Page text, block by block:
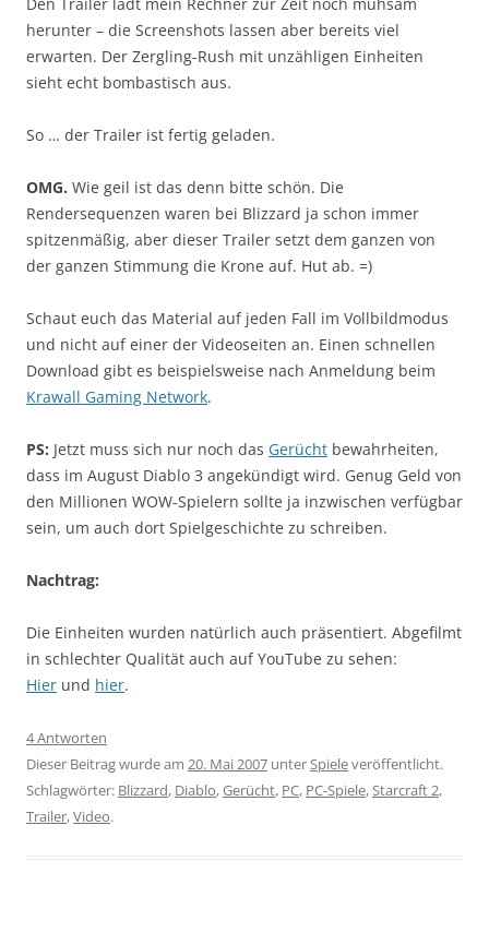
herunter – die Screenshots lassen aber bereits viel
erwarten. Der Zergling-Rush mit unzähligen Einheiten
sieht echt bombastisch aus.
So … der Trailer ist fertig geladen.
OMG. Wie geil ist das denn bitte schön. Die
Rendersequenzen waren bei Blizzard ja schon immer
spitzenmäßig, aber dieser Trailer setzt dem ganzen von
der ganzen Stimmung die Krone auf. Hut ab. =)
Schaut euch das Material auf jeden Fall im Vollbildmodus
und nicht auf einer der Videoseiten an. Einen schnellen
Download gibt es beispielsweise nach Anmeldung beim
Krawall Gaming Network.
PS: Jetzt muss sich nur noch das Gerücht bewahrheiten,
dass im August Diablo 3 angekündigt wird. Genug Geld von
den Millionen WOW-Spielern sollte ja inzwischen verfügbar
sein, um auch dort Spielgeschichte zu schreiben.
Nachtrag:
Die Einheiten wurden natürlich auch präsentiert. Abgefilmt
in schlechter Qualität auch auf YouTube zu sehen:
Hier und hier.
4 Antworten
Dieser Beitrag wurde am 20. Mai 2007 unterSpieleveröffentlicht.
Schlagwörter: Blizzard, Diablo,Gerücht, PC, PC-Spiele,Starcraft 2,
Trailer,Video.